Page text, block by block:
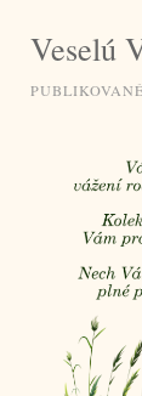
Veselú
PUBLIKOVANÉ